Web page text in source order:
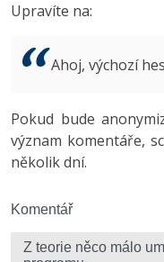
Best practices
Copywriter
WordPress
Algoritmy -
Umělá
Fórum
Windows
Fórum
Upravíte na:
Ahoj, výchozí
Pokud bude
význam komentáře,
několik dní.
Komentář